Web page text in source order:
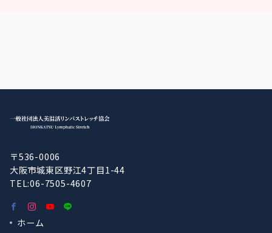
〒536-0006
大阪市城東区野江4丁目1-44
TEL:06-7505-4607
ホーム